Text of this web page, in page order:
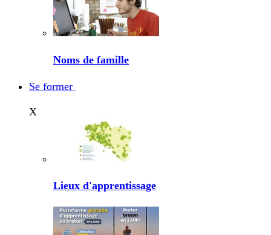
Noms de famille
Se former
X
Lieux d'apprentissage